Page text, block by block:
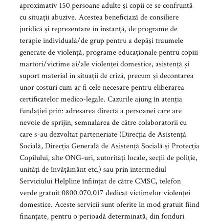
aproximativ 150 persoane adulte și copii ce se confruntă
cu situații abuzive. Acestea beneficiază de consiliere
juridică și reprezentare în instanță, de programe de
terapie individuală/de grup pentru a depăși traumele
generate de violență, programe educaționale pentru copiii
martori/victime ai/ale violenței domestice, asistență și
suport material în situații de criză, precum și decontarea
unor costuri cum ar fi cele necesare pentru eliberarea
certificatelor medico-legale. Cazurile ajung în atenția
fundației prin: adresarea directă a persoanei care are
nevoie de sprijin, semnalarea de către colaboratorii cu
care s-au dezvoltat parteneriate (Direcția de Asistență
Socială, Direcția Generală de Asistență Socială și Protecția
Copilului, alte ONG-uri, autorități locale, secții de poliție,
unități de învățământ etc.) sau prin intermediul
Serviciului Helpline înființat de către CMSC, telefon
verde gratuit 0800.070.017 dedicat victimelor violenței
domestice. Aceste servicii sunt oferite în mod gratuit fiind
finanțate, pentru o perioadă determinată, din fonduri